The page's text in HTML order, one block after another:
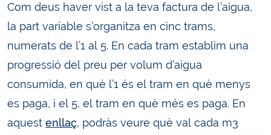
Com deus haver vist a la teva factura de l’aigua,
la part variable s’organitza en cinc trams,
numerats de l’1 al 5. En cada tram establim una
progressió del preu per volum d’aigua
consumida, en què l’1 és el tram en què menys
es paga, i el 5, el tram en què més es paga. En
aquest enllaç, podràs veure què val cada m3